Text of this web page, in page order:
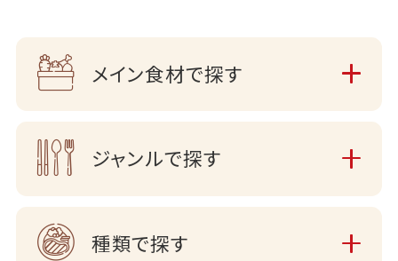
メイン食材で探す
ジャンルで探す
種類で探す